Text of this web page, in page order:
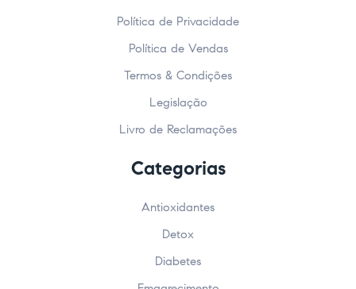
Política de Privacidade
Política de Vendas
Termos & Condições
Legislação
Livro de Reclamações
Categorias
Antioxidantes
Detox
Diabetes